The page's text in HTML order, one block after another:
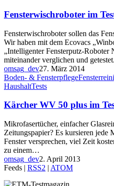
Fensterwischroboter im
Fensterwischroboter sollen das
Wir haben mit dem Ecovacs
„Intelligenter Fensterputz-
miteinander verglichen und
omsag_dev27. März 2014
Boden- & Fensterpflege
HaushaltTests
Kärcher WV 50 plus im
Mikrofasertücher, einfacher
Zeitungspapier? Es kursieren jede
Fenster versprechen, viel Zeit
zu einem…
omsag_dev2. April 2013
Feeds | RSS2 | ATOM